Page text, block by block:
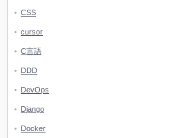
CSS
cursor
C言語
DDD
DevOps
Django
Docker